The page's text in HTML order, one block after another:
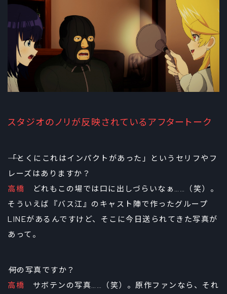
スタジオのノリが反映されているアフタートーク
――「とくにこれはインパクトがあった」というセリフやフ
レーズはありますか？
高橋 どれもこの場では口に出しづらいなぁ……（笑）。
そういえば『バス江』のキャスト陣で作ったグループ
LINEがあるんですけど、そこに今日送られてきた写真が
あって。
――何の写真ですか？
高橋 サボテンの写真……（笑）。原作ファンなら、それ